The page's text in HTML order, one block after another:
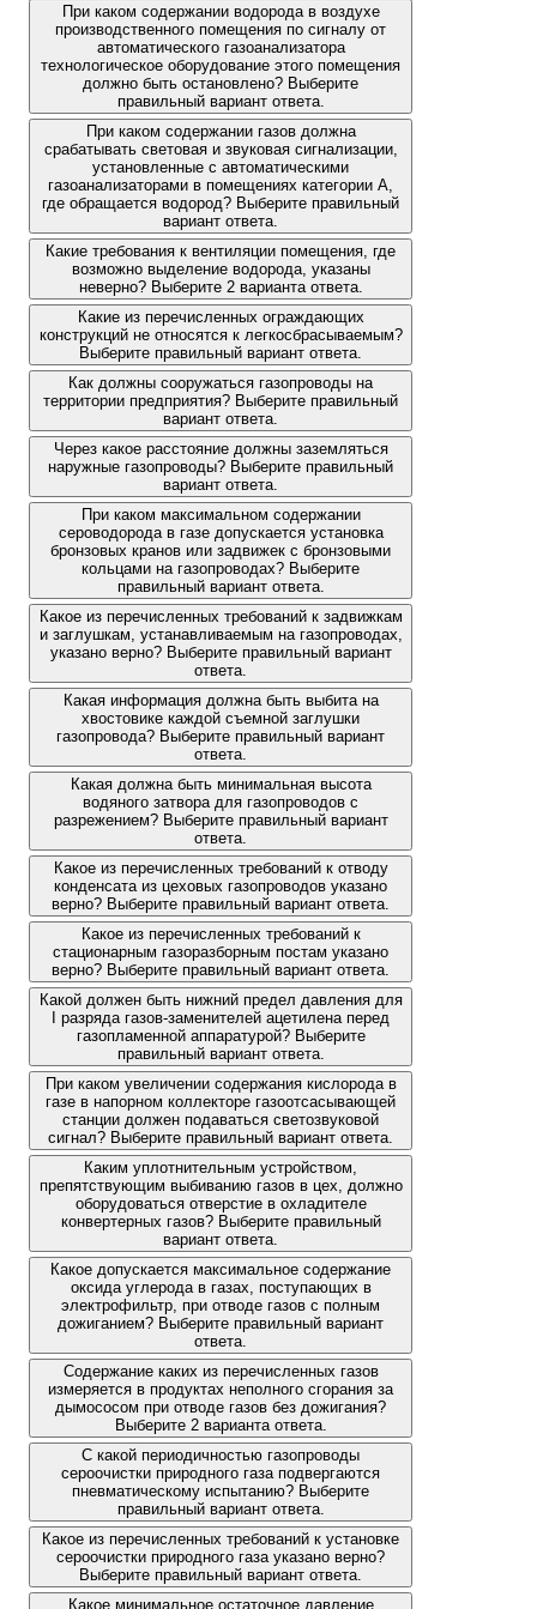
При каком содержании водорода в воздухе
производственного помещения по сигналу от
автоматического газоанализатора
технологическое оборудование этого помещения
должно быть остановлено? Выберите
правильный вариант ответа.
При каком содержании газов должна
срабатывать световая и звуковая сигнализации,
установленные с автоматическими
газоанализаторами в помещениях категории А,
где обращается водород? Выберите правильный
вариант ответа.
Какие требования к вентиляции помещения, где
возможно выделение водорода, указаны
неверно? Выберите 2 варианта ответа.
Какие из перечисленных ограждающих
конструкций не относятся к легкосбрасываемым?
Выберите правильный вариант ответа.
Как должны сооружаться газопроводы на
территории предприятия? Выберите правильный
вариант ответа.
Через какое расстояние должны заземляться
наружные газопроводы? Выберите правильный
вариант ответа.
При каком максимальном содержании
сероводорода в газе допускается установка
бронзовых кранов или задвижек с бронзовыми
кольцами на газопроводах? Выберите
правильный вариант ответа.
Какое из перечисленных требований к задвижкам
и заглушкам, устанавливаемым на газопроводах,
указано верно? Выберите правильный вариант
ответа.
Какая информация должна быть выбита на
хвостовике каждой съемной заглушки
газопровода? Выберите правильный вариант
ответа.
Какая должна быть минимальная высота
водяного затвора для газопроводов с
разрежением? Выберите правильный вариант
ответа.
Какое из перечисленных требований к отводу
конденсата из цеховых газопроводов указано
верно? Выберите правильный вариант ответа.
Какое из перечисленных требований к
стационарным газоразборным постам указано
верно? Выберите правильный вариант ответа.
Какой должен быть нижний предел давления для
I разряда газов-заменителей ацетилена перед
газопламенной аппаратурой? Выберите
правильный вариант ответа.
При каком увеличении содержания кислорода в
газе в напорном коллекторе газоотсасывающей
станции должен подаваться светозвуковой
сигнал? Выберите правильный вариант ответа.
Каким уплотнительным устройством,
препятствующим выбиванию газов в цех, должно
оборудоваться отверстие в охладителе
конвертерных газов? Выберите правильный
вариант ответа.
Какое допускается максимальное содержание
оксида углерода в газах, поступающих в
электрофильтр, при отводе газов с полным
дожиганием? Выберите правильный вариант
ответа.
Содержание каких из перечисленных газов
измеряется в продуктах неполного сгорания за
дымососом при отводе газов без дожигания?
Выберите 2 варианта ответа.
С какой периодичностью газопроводы
сероочистки природного газа подвергаются
пневматическому испытанию? Выберите
правильный вариант ответа.
Какое из перечисленных требований к установке
сероочистки природного газа указано верно?
Выберите правильный вариант ответа.
Какое минимальное остаточное давление